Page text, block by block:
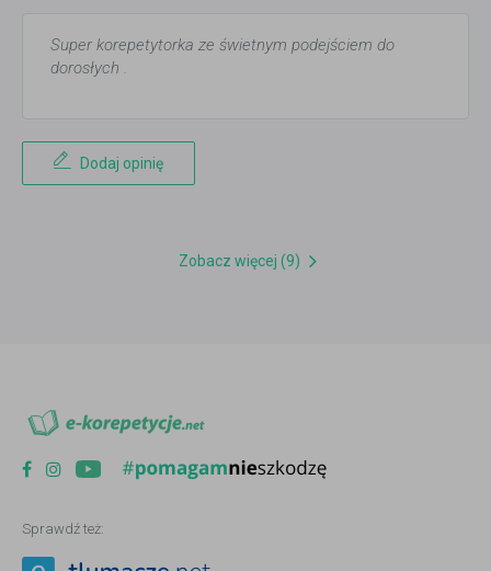
Super korepetytorka ze świetnym podejściem do
dorosłych .
Dodaj opinię
Zobacz więcej (9)
Sprawdź też: